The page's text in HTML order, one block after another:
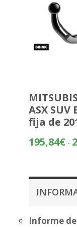
ASX SUV
fija de
195,84€ -
Informe